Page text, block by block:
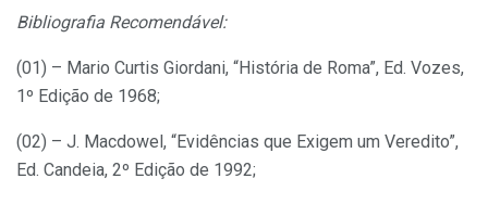
Bibliografia Recomendável:
(01) – Mario Curtis Giordani, “História de Roma”, Ed. Vozes,
1º Edição de 1968;
(02) – J. Macdowel, “Evidências que Exigem um Veredito”,
Ed. Candeia, 2º Edição de 1992;